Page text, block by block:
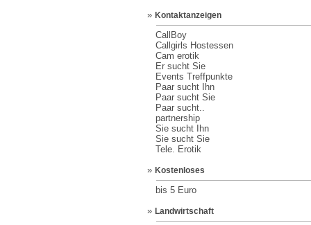
» Kontaktanzeigen
CallBoy
Callgirls Hostessen
Cam erotik
Er sucht Sie
Events Treffpunkte
Paar sucht Ihn
Paar sucht Sie
Paar sucht..
partnership
Sie sucht Ihn
Sie sucht Sie
Tele. Erotik
» Kostenloses
bis 5 Euro
» Landwirtschaft